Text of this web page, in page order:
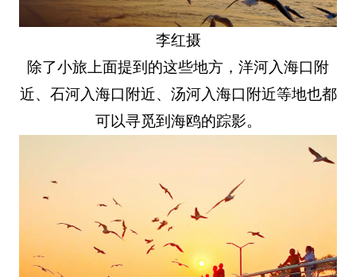
李红摄
除了小旅上面提到的这些地方，洋河入海口附
近、石河入海口附近、汤河入海口附近等地也都
可以寻觅到海鸥的踪影。